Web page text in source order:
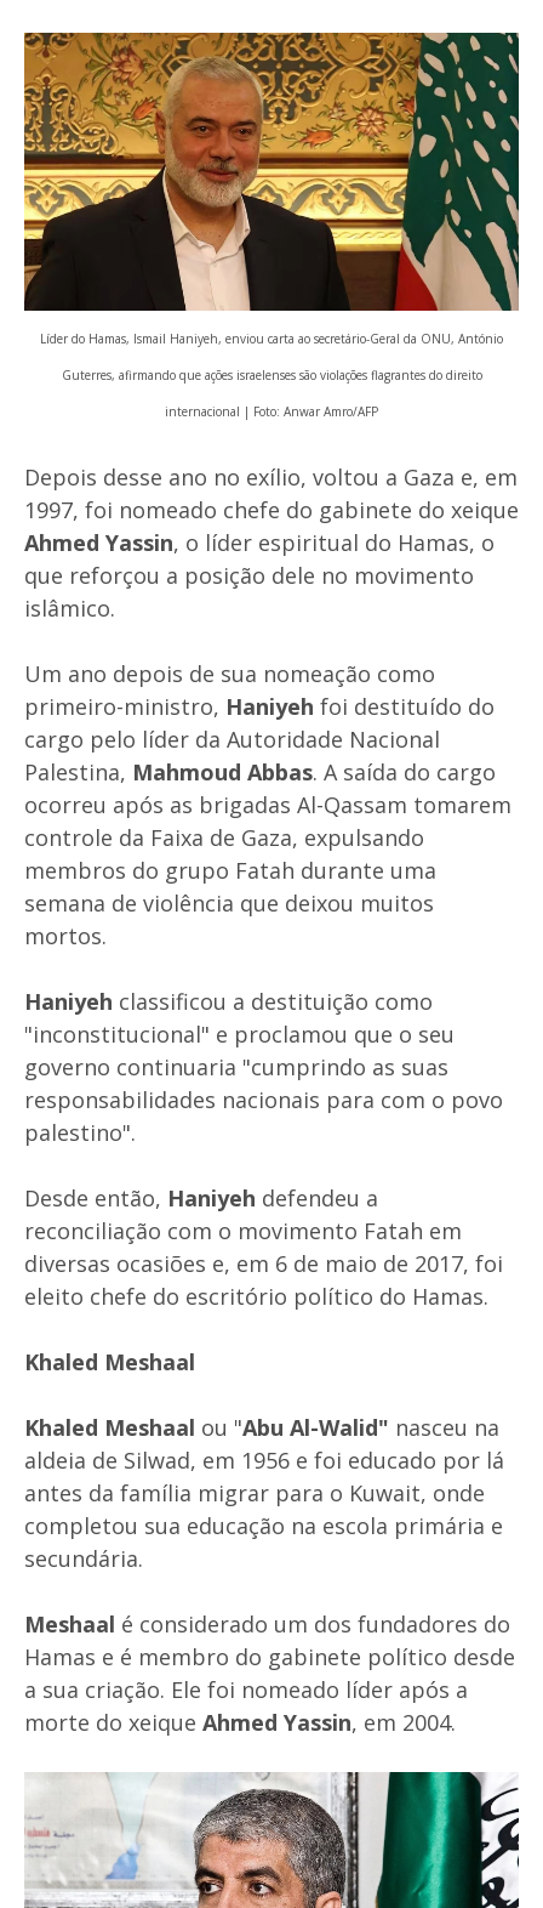
Líder do Hamas, Ismail Haniyeh, enviou carta ao secretário-Geral da ONU, António
Guterres, afirmando que ações israelenses são violações flagrantes do direito
internacional | Foto: Anwar Amro/AFP
Depois desse ano no exílio, voltou a Gaza e, em
1997, foi nomeado chefe do gabinete do xeique
Ahmed Yassin, o líder espiritual do Hamas, o
que reforçou a posição dele no movimento
islâmico.
Um ano depois de sua nomeação como
primeiro-ministro, Haniyeh foi destituído do
cargo pelo líder da Autoridade Nacional
Palestina, Mahmoud Abbas. A saída do cargo
ocorreu após as brigadas Al-Qassam tomarem
controle da Faixa de Gaza, expulsando
membros do grupo Fatah durante uma
semana de violência que deixou muitos
mortos.
Haniyeh classificou a destituição como
"inconstitucional" e proclamou que o seu
governo continuaria "cumprindo as suas
responsabilidades nacionais para com o povo
palestino".
Desde então, Haniyeh defendeu a
reconciliação com o movimento Fatah em
diversas ocasiões e, em 6 de maio de 2017, foi
eleito chefe do escritório político do Hamas.
Khaled Meshaal
Khaled Meshaal ou "Abu Al-Walid" nasceu na
aldeia de Silwad, em 1956 e foi educado por lá
antes da família migrar para o Kuwait, onde
completou sua educação na escola primária e
secundária.
Meshaal é considerado um dos fundadores do
Hamas e é membro do gabinete político desde
a sua criação. Ele foi nomeado líder após a
morte do xeique Ahmed Yassin, em 2004.